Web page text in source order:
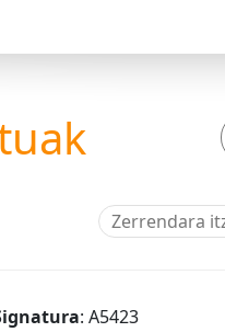
Zerrendara
: A5423